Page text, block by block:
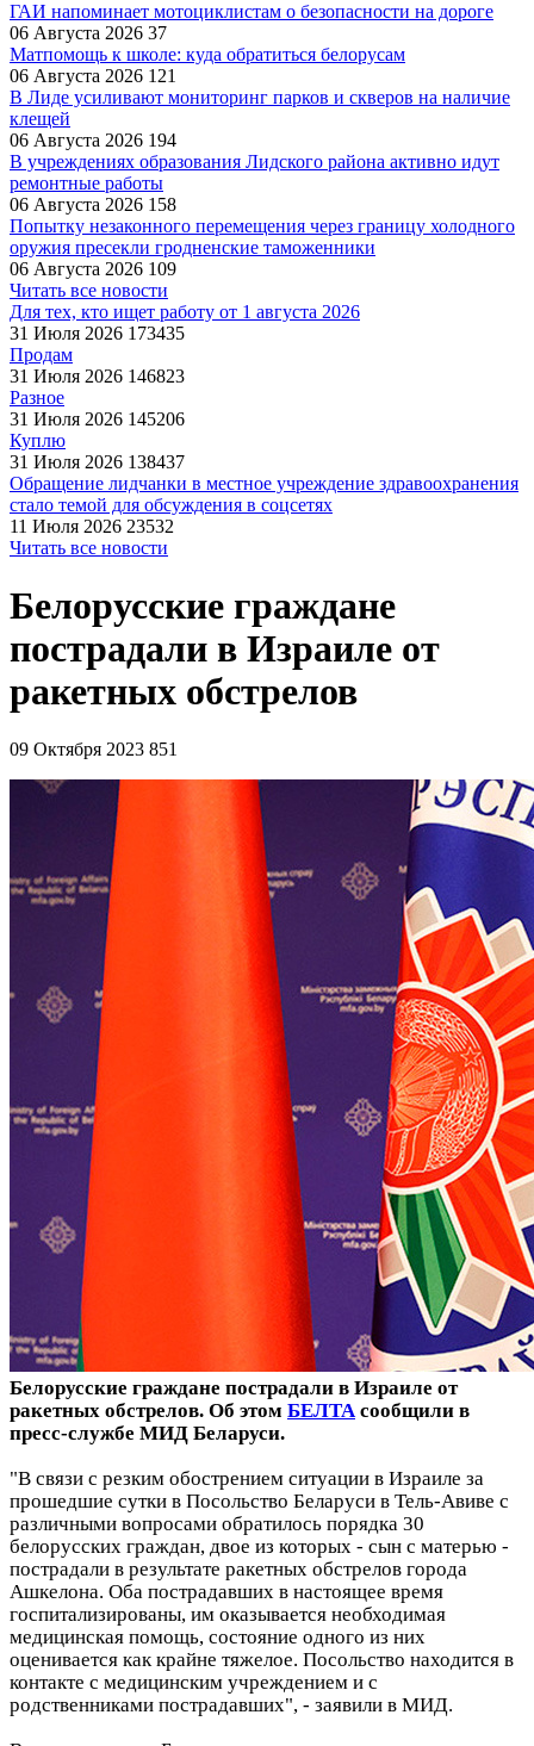
ГАИ напоминает мотоциклистам о безопасности на дороге
06 Августа 2026 37
Матпомощь к школе: куда обратиться белорусам
06 Августа 2026 121
В Лиде усиливают мониторинг парков и скверов на наличие
клещей
06 Августа 2026 194
В учреждениях образования Лидского района активно идут
ремонтные работы
06 Августа 2026 158
Попытку незаконного перемещения через границу холодного
оружия пресекли гродненские таможенники
06 Августа 2026 109
Читать все новости
Для тех, кто ищет работу от 1 августа 2026
31 Июля 2026 173435
Продам
31 Июля 2026 146823
Разное
31 Июля 2026 145206
Куплю
31 Июля 2026 138437
Обращение лидчанки в местное учреждение здравоохранения
стало темой для обсуждения в соцсетях
11 Июля 2026 23532
Читать все новости
Белорусские граждане
пострадали в Израиле от
ракетных обстрелов
09 Октября 2023 851
Белорусские граждане пострадали в Израиле от
ракетных обстрелов. Об этом БЕЛТАсообщили в
пресс-службе МИД Беларуси.
"В связи с резким обострением ситуации в Израиле за
прошедшие сутки в Посольство Беларуси в Тель-Авиве с
различными вопросами обратилось порядка 30
белорусских граждан, двое из которых - сын с матерью -
пострадали в результате ракетных обстрелов города
Ашкелона. Оба пострадавших в настоящее время
госпитализированы, им оказывается необходимая
медицинская помощь, состояние одного из них
оценивается как крайне тяжелое. Посольство находится в
контакте с медицинским учреждением и с
родственниками пострадавших", - заявили в МИД.